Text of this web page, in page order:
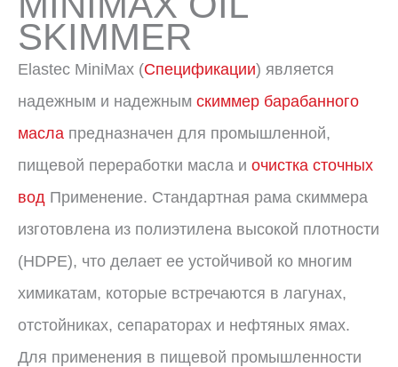
SKIMMER
Elastec MiniMax (Спецификации) является
надежным и надежным скиммер барабанного
масла предназначен для промышленной,
пищевой переработки масла и очистка сточных
вод Применение. Стандартная рама скиммера
изготовлена ​​из полиэтилена высокой плотности
(HDPE), что делает ее устойчивой ко многим
химикатам, которые встречаются в лагунах,
отстойниках, сепараторах и нефтяных ямах.
Для применения в пищевой промышленности